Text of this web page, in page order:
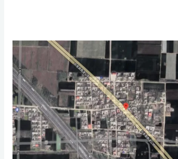
京
港
澳
高
速
收
费
站